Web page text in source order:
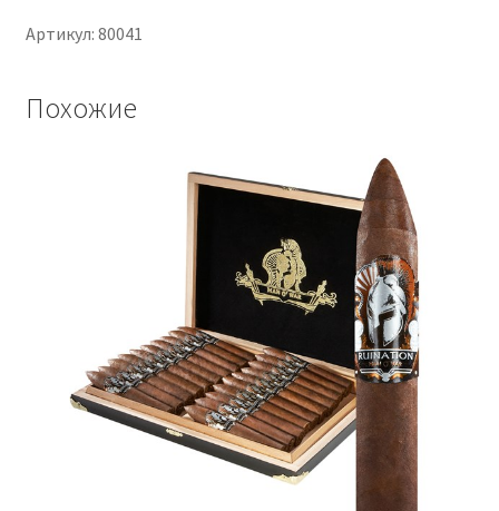
Артикул: 80041
Похожие